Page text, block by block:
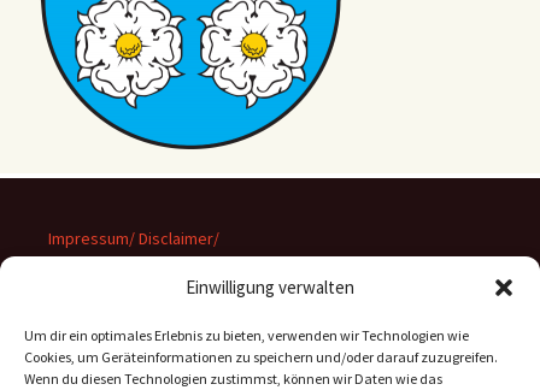
Einwilligung verwalten
Um dir ein optimales Erlebnis zu bieten, verwenden wir Technologien wie
Cookies, um Geräteinformationen zu speichern und/oder darauf zuzugreifen.
Wenn du diesen Technologien zustimmst, können wir Daten wie das
Impressum/ Disclaimer/
Datenschutz